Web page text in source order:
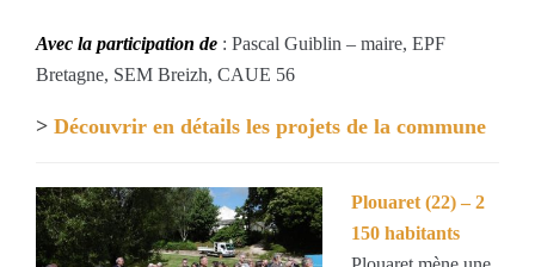
Avec la participation de : Pascal Guiblin – maire, EPF
Bretagne, SEM Breizh, CAUE 56
> Découvrir en détails les projets de la commune
Plouaret (22) – 2
150 habitants